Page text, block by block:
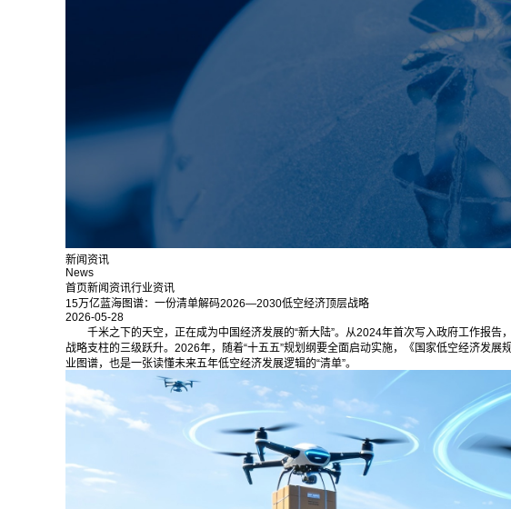
新闻资讯
News
首页新闻资讯行业资讯
15万亿蓝海图谱：一份清单解码2026—2030低空经济顶层战略
2026-05-28
千米之下的天空，正在成为中国经济发展的“新大陆”。从2024年首次写入政府工作报
战略支柱的三级跃升。2026年，随着“十五五”规划纲要全面启动实施，《国家低空经济
业图谱，也是一张读懂未来五年低空经济发展逻辑的“清单”。